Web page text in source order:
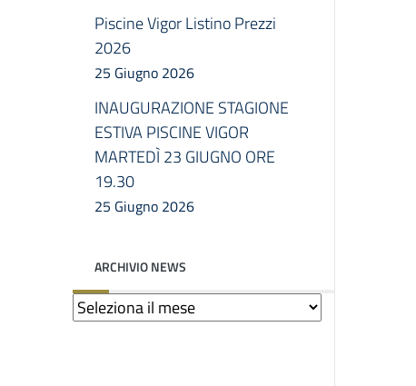
Piscine Vigor Listino Prezzi
2026
25 Giugno 2026
INAUGURAZIONE STAGIONE
ESTIVA PISCINE VIGOR
MARTEDÌ 23 GIUGNO ORE
19.30
25 Giugno 2026
ARCHIVIO NEWS
Archivio